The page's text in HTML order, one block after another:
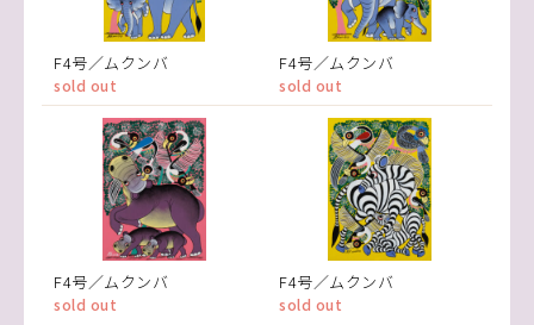
F4号／ムクンバ
sold out
F4号／ムクンバ
sold out
F4号／ムクンバ
sold out
F4号／ムクンバ
sold out